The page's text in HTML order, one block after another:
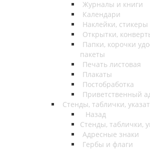
Журналы и книги
Календари
Наклейки, стикеры
Открытки,
Папки, корочки
пакеты
Печать листовая
Плакаты
Постобработка
Приветственный
Стенды, таблички,
Назад
Стенды, таблички,
Адресные знаки
Гербы и флаги